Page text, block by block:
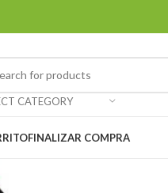
CATEGORY
FINALIZAR COMPRA